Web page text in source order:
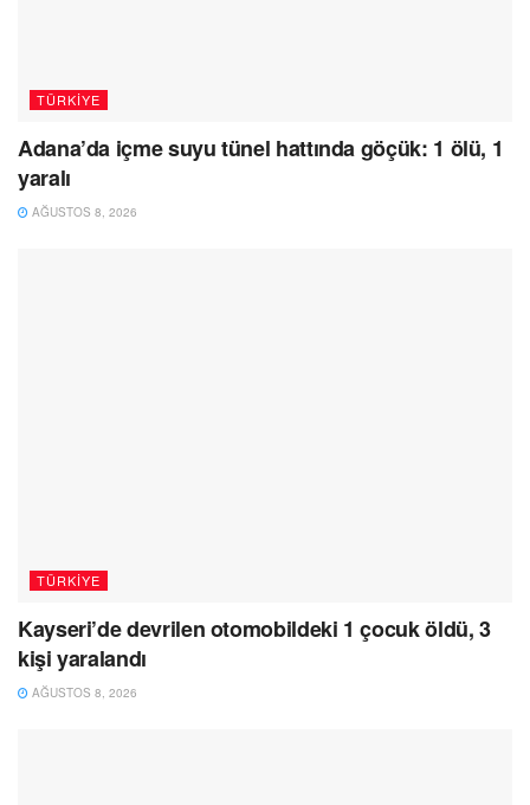
TÜRKIYE
Adana’da içme suyu tünel hattında göçük: 1 ölü, 1
yaralı
AĞUSTOS 8, 2026
TÜRKIYE
Kayseri’de devrilen otomobildeki 1 çocuk öldü, 3
kişi yaralandı
AĞUSTOS 8, 2026